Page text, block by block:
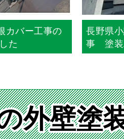
バー工事の
た
長野県
事 塗装
外壁塗